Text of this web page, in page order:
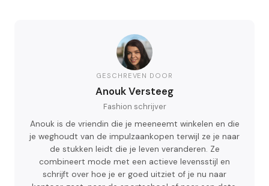
GESCHREVEN DOOR
Anouk Versteeg
Fashion schrijver
Anouk is de vriendin die je meeneemt winkelen en die
je weghoudt van de impulzaankopen terwijl ze je naar
de stukken leidt die je leven veranderen. Ze
combineert mode met een actieve levensstijl en
schrijft over hoe je er goed uitziet of je nu naar